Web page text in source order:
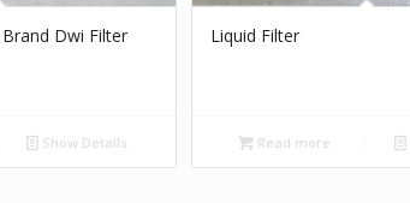
Dwi Filter
Show Details
Liquid Filter
Read more